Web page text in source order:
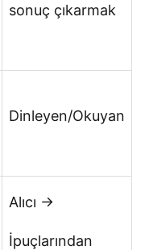
sonuç çıkarmak
Dinleyen/Okuyan
Alıcı →
İpuçlarından